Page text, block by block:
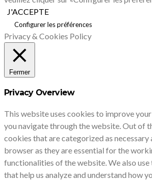
J'ACCEPTE
Configurer les préférences
Privacy & Cookies Policy
Fermer
Privacy Overview
This website uses cookies to improve
you navigate through the website. Out of
cookies that are categorized as necessary
browser as they are essential for the
functionalities of the website. We also
that help us analyze and understand how